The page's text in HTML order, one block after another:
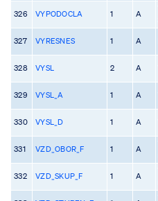
326 VYPODOCLA 1 A
327 VYRESNES 1 A
328 VYSL 2 A
329 VYSL_A 1 A
330 VYSL_D 1 A
331 VZD_OBOR_F 1 A
332 VZD_SKUP_F 1 A